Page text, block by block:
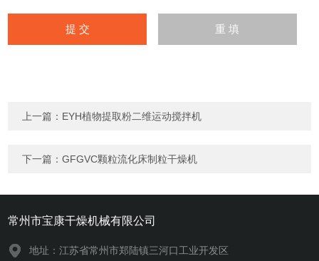
上一篇： EYH植物提取粉二维运动搅拌机
下一篇：GFGVC颗粒流化床制粒干燥机
常州市宝康干燥机械有限公司
地址：江苏省常州市郑陆镇三河口工业开发区